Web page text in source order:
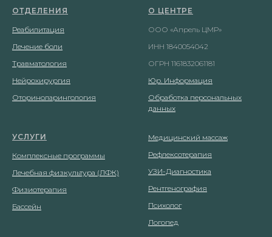
ОТДЕЛЕНИЯ
Реабилитация
Лечение боли
Травматология
Нейрохирургия
Оториноларингология
О ЦЕНТРЕ
ООО «Апрель ЦМР»
ИНН 1840054042
ОГРН 1161832061181
Юр. Информация
Обработка персональных
данных
УСЛУГИ
Комплексные программы
Лечебная физкультура (ЛФК)
Физиотерапия
Бассейн
Медицинский массаж
Рефлексотерапия
УЗИ-Диагностика
Рентгенография
Психолог
Логопед